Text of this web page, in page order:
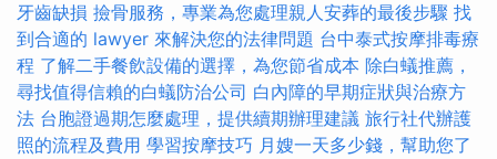
牙齒缺損 撿骨服務，專業為您處理親人安葬的最後步驟 找
到合適的 lawyer 來解決您的法律問題 台中泰式按摩排毒療
程 了解二手餐飲設備的選擇，為您節省成本 除白蟻推薦，
尋找值得信賴的白蟻防治公司 白內障的早期症狀與治療方
法 台胞證過期怎麼處理，提供續期辦理建議 旅行社代辦護
照的流程及費用 學習按摩技巧 月嫂一天多少錢，幫助您了